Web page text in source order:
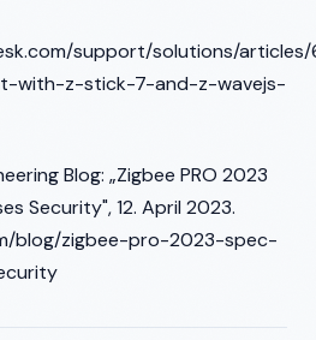
support/solutions/
with-z-stick-7-and-z-wavejs-
Blog: „Zigbee PRO 2023
Security", 12. April 2023.
blog/zigbee-pro-2023-spec-